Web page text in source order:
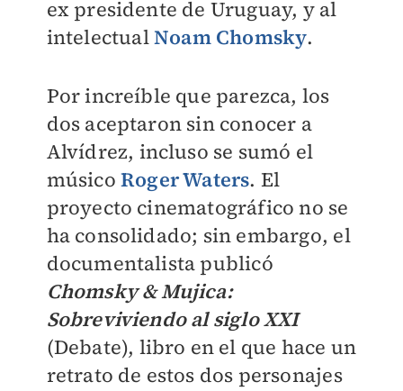
ex presidente de Uruguay, y al
intelectualNoam Chomsky.
Por increíble que parezca, los
dos aceptaron sin conocer a
Alvídrez, incluso se sumó el
músico Roger Waters. El
proyecto cinematográfico no se
ha consolidado; sin embargo, el
documentalista publicó
Chomsky & Mujica:
Sobreviviendo al siglo XXI
(Debate), libro en el que hace un
retrato de estos dos personajes